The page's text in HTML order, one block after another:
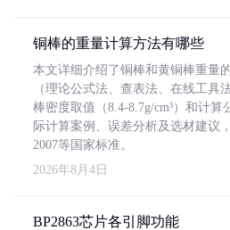
铜棒的重量计算方法有哪些
本文详细介绍了铜棒和黄铜棒重量
（理论公式法、查表法、在线工具
棒密度取值（8.4-8.7g/cm³）和计
际计算案例、误差分析及选材建议
2007等国家标准。
2026年8月4日
BP2863芯片各引脚功能